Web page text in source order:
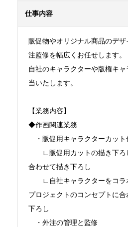
仕事内容
販促物やオリジナル商品のデ
注監修を幅広くお任せします。
自社のキャラクターや版権キ
当いたします。
【業務内容】
◆作画関連業務
・販促用キャラクターカット
∟販促用カットの描き下ろ
合わせて描き下ろし
∟自社キャラクターをコラボ
プロジェクトのコンセプトに
下ろし
・外注の管理と監修